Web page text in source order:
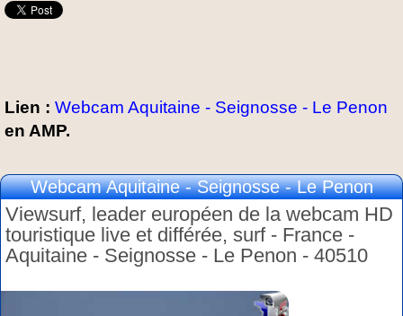
Lien : Webcam Aquitaine - Seignosse - Le Penon
en AMP.
Webcam Aquitaine - Seignosse - Le Penon
Viewsurf, leader européen de la webcam HD
touristique live et différée, surf - France -
Aquitaine - Seignosse - Le Penon - 40510